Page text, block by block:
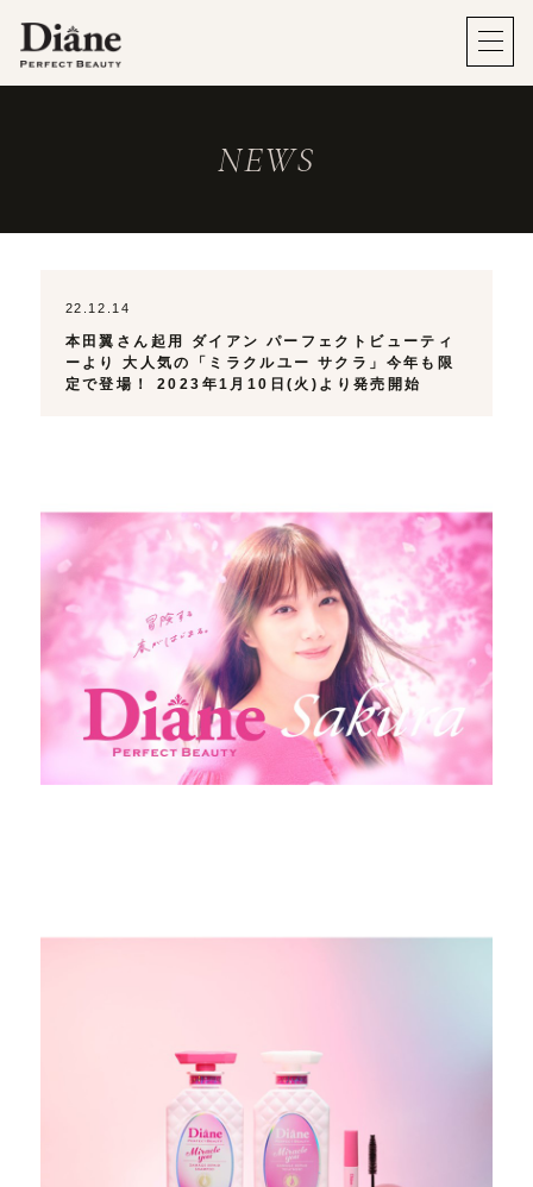
NEWS
22.12.14
本田翼さん起用 ダイアン パーフェクトビューティ
ーより 大人気の「ミラクルユー サクラ」今年も限
定で登場！ 2023年1月10日(火)より発売開始